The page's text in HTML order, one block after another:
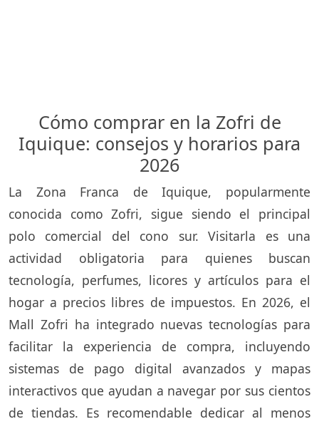
Cómo comprar en la Zofri de
Iquique: consejos y horarios para
2026
La Zona Franca de Iquique, popularmente
conocida como Zofri, sigue siendo el principal
polo comercial del cono sur. Visitarla es una
actividad obligatoria para quienes buscan
tecnología, perfumes, licores y artículos para el
hogar a precios libres de impuestos. En 2026, el
Mall Zofri ha integrado nuevas tecnologías para
facilitar la experiencia de compra, incluyendo
sistemas de pago digital avanzados y mapas
interactivos que ayudan a navegar por sus cientos
de tiendas. Es recomendable dedicar al menos